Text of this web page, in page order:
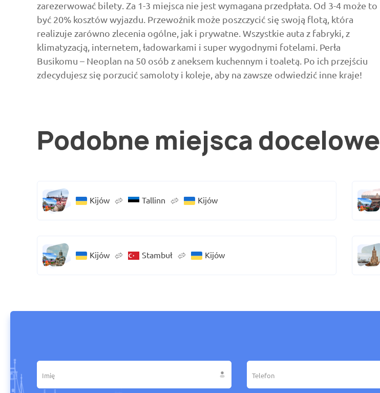
zarezerwować bilety. Za 1-3 miejsca nie jest wymagana przedpłata. Od 3-4 może to
być 20% kosztów wyjazdu. Przewoźnik może poszczycić się swoją flotą, która
realizuje zarówno zlecenia ogólne, jak i prywatne. Wszystkie auta z fabryki, z
klimatyzacją, internetem, ładowarkami i super wygodnymi fotelami. Perła
Busikomu – Neoplan na 50 osób z aneksem kuchennym i toaletą. Po ich przejściu
zdecydujesz się porzucić samoloty i koleje, aby na zawsze odwiedzić inne kraje!
Podobne miejsca docelowe
Kijów Tallinn Kijów
Kijów Stambuł Kijów